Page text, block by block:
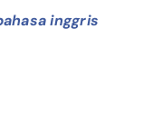
inggris